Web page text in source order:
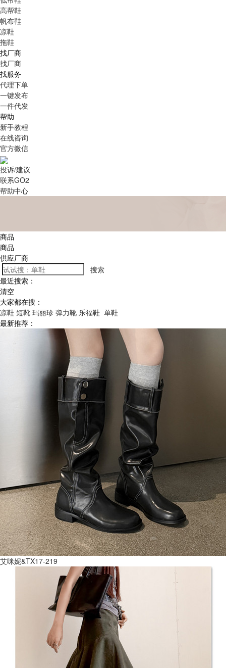
高帮鞋
帆布鞋
凉鞋
拖鞋
找厂商
找厂商
找服务
代理下单
一键发布
一件代发
帮助
新手教程
在线咨询
官方微信
投诉/建议
联系GO2
帮助中心
商品
商品
供应厂商
搜索
最近搜索：
清空
大家都在搜：
凉鞋 短靴 玛丽珍 弹力靴 乐福鞋 单鞋
最新推荐：
艾咪妮&TX17-219